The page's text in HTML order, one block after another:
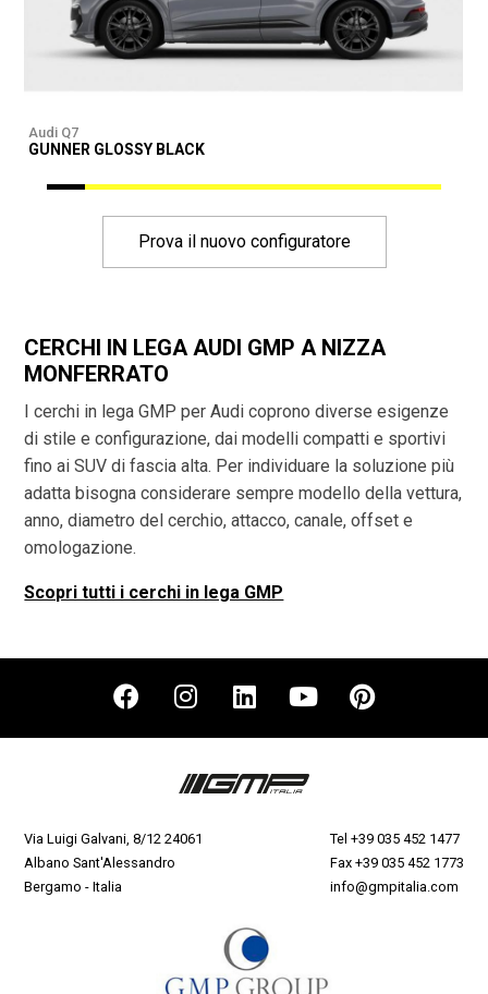
Audi Q7
GUNNER GLOSSY BLACK
Prova il nuovo configuratore
CERCHI IN LEGA AUDI GMP A NIZZA
MONFERRATO
I cerchi in lega GMP per Audi coprono diverse esigenze
di stile e configurazione, dai modelli compatti e sportivi
fino ai SUV di fascia alta. Per individuare la soluzione più
adatta bisogna considerare sempre modello della vettura,
anno, diametro del cerchio, attacco, canale, offset e
omologazione.
Scopri tutti i cerchi in lega GMP
Via Luigi Galvani, 8/12 24061
Albano Sant'Alessandro
Bergamo - Italia
Tel +39 035 452 1477
Fax +39 035 452 1773
info@gmpitalia.com